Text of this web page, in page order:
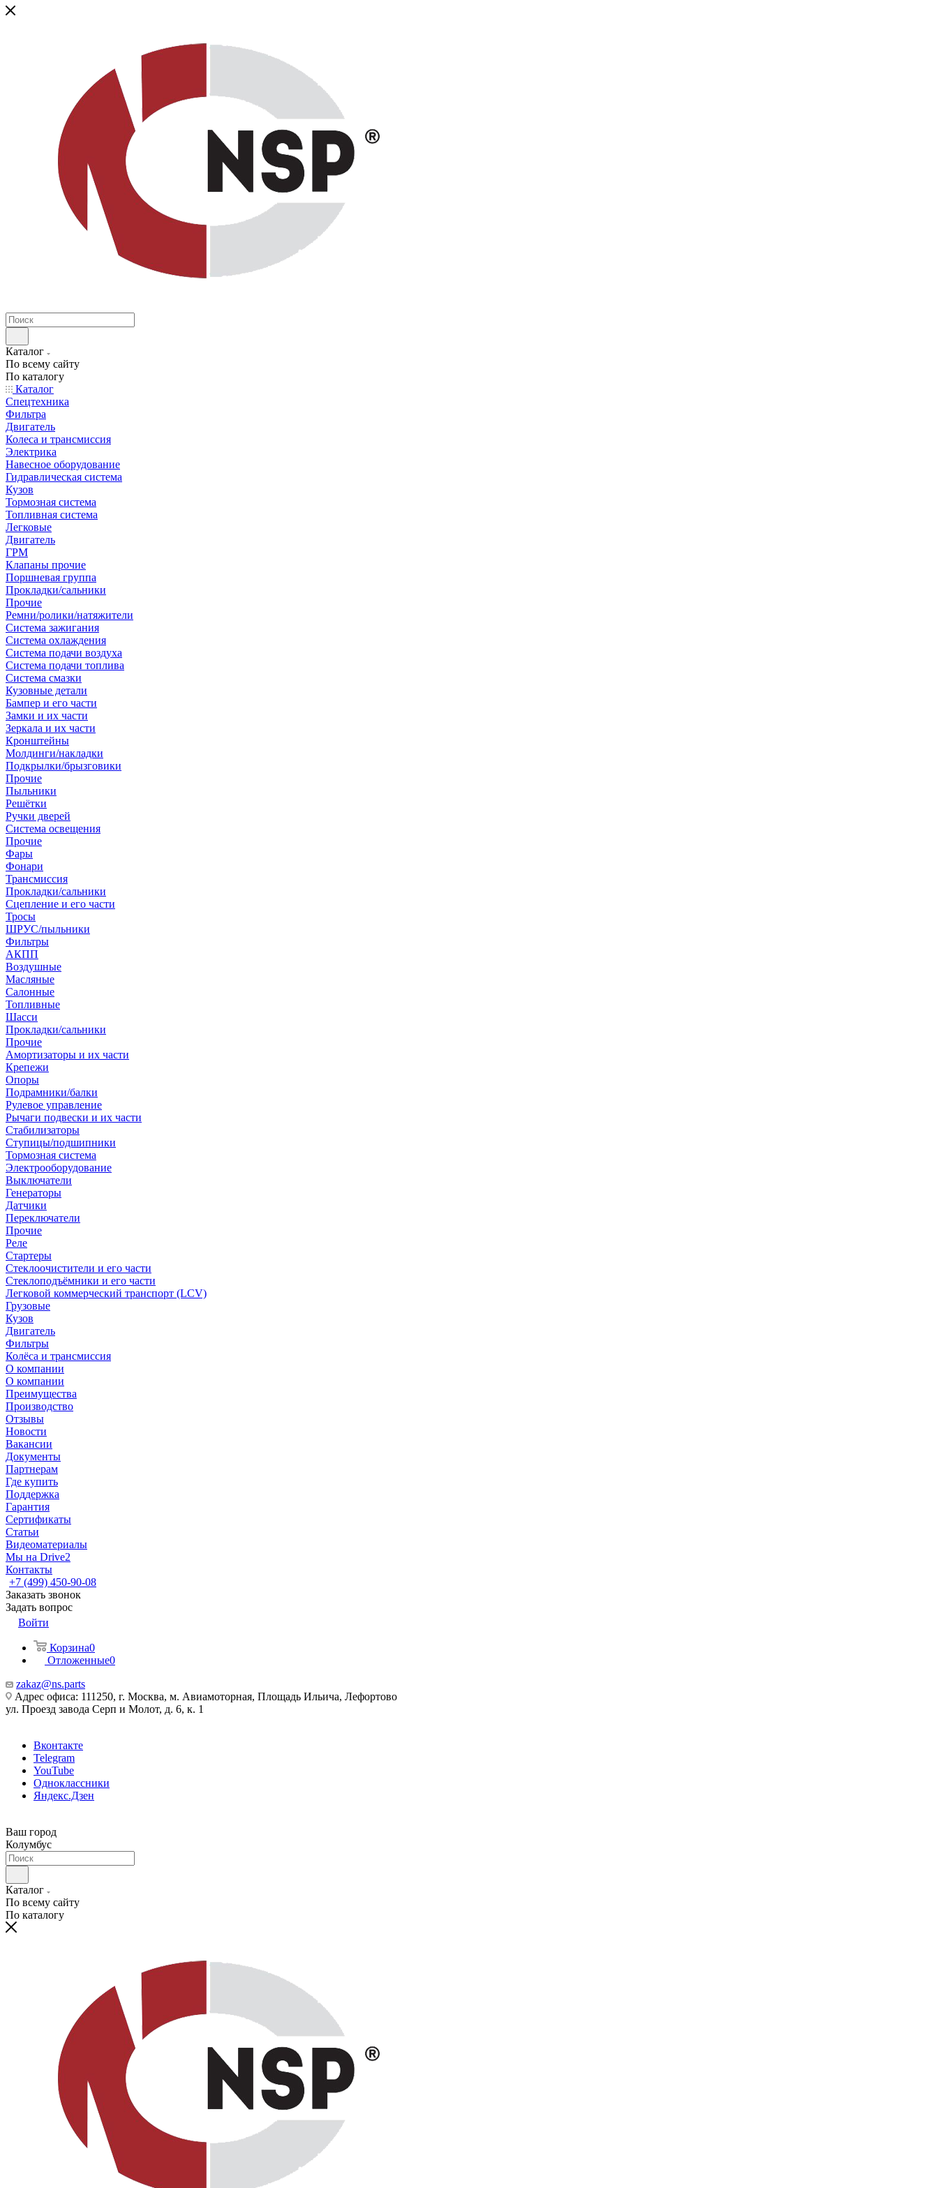
Каталог
По всему сайту
По каталогу
Каталог
Спецтехника
Фильтра
Двигатель
Колеса и трансмиссия
Электрика
Навесное оборудование
Гидравлическая система
Кузов
Тормозная система
Топливная система
Легковые
Двигатель
ГРМ
Клапаны прочие
Поршневая группа
Прокладки/сальники
Прочие
Ремни/ролики/натяжители
Система зажигания
Система охлаждения
Система подачи воздуха
Система подачи топлива
Система смазки
Кузовные детали
Бампер и его части
Замки и их части
Зеркала и их части
Кронштейны
Молдинги/накладки
Подкрылки/брызговики
Прочие
Пыльники
Решётки
Ручки дверей
Система освещения
Прочие
Фары
Фонари
Трансмиссия
Прокладки/сальники
Сцепление и его части
Тросы
ШРУС/пыльники
Фильтры
АКПП
Воздушные
Масляные
Салонные
Топливные
Шасси
Прокладки/сальники
Прочие
Амортизаторы и их части
Крепежи
Опоры
Подрамники/балки
Рулевое управление
Рычаги подвески и их части
Стабилизаторы
Ступицы/подшипники
Тормозная система
Электрооборудование
Выключатели
Генераторы
Датчики
Переключатели
Прочие
Реле
Стартеры
Стеклоочистители и его части
Стеклоподъёмники и его части
Легковой коммерческий транспорт (LCV)
Грузовые
Кузов
Двигатель
Фильтры
Колёса и трансмиссия
О компании
О компании
Преимущества
Производство
Отзывы
Новости
Вакансии
Документы
Партнерам
Где купить
Поддержка
Гарантия
Сертификаты
Статьи
Видеоматериалы
Мы на Drive2
Контакты
+7 (499) 450-90-08
Заказать звонок
Задать вопрос
Войти
Корзина0
Отложенные0
zakaz@ns.parts
Адрес офиса: 111250, г. Москва, м. Авиамоторная, Площадь Ильича, Лефортово
ул. Проезд завода Серп и Молот, д. 6, к. 1
Вконтакте
Telegram
YouTube
Одноклассники
Яндекс.Дзен
Ваш город
Колумбус
Каталог
По всему сайту
По каталогу